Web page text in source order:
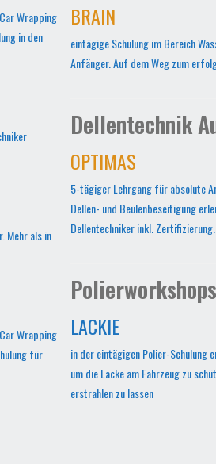
Wrapping
in den
Mehr als in
Wrapping
für
BRAIN
eintägige Schulung im Bereich
Anfänger. Auf dem Weg zum
Dellentechnik
OPTIMAS
5-tägiger Lehrgang für absolute
Dellen- und Beulenbeseitigung
Dellentechniker inkl. Zertifizierung.
Polierworkshops
LACKIE
in der eintägigen Polier-Schulung
um die Lacke am Fahrzeug zu
erstrahlen zu lassen